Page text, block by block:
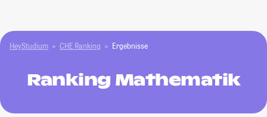
HeyStudium CHE Ranking Ergebnisse
Ranking Mathematik